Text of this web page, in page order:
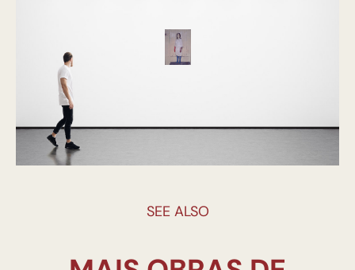
SEE ALSO